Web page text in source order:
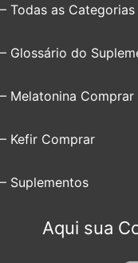
– Todas as Categorias
– Glossário do
– Melatonina Comprar
– Kefir Comprar
– Suplementos
Aqui sua